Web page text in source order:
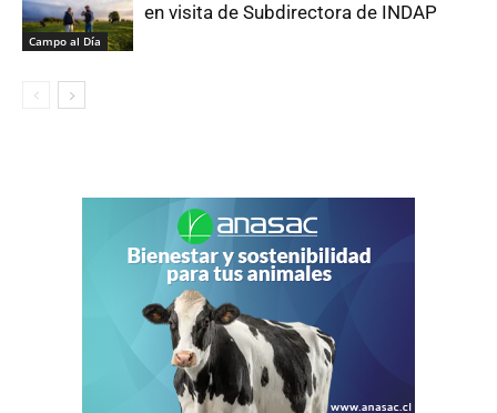
Campo al Día
en visita de Subdirectora de INDAP